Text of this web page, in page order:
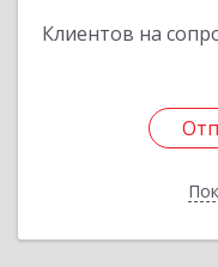
Клиентов на